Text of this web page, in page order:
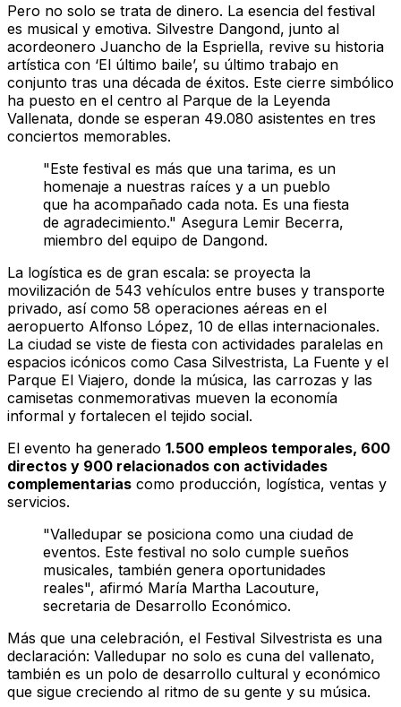
Pero no solo se trata de dinero. La esencia del festival
es musical y emotiva. Silvestre Dangond, junto al
acordeonero Juancho de la Espriella, revive su historia
artística con ‘El último baile’, su último trabajo en
conjunto tras una década de éxitos. Este cierre simbólico
ha puesto en el centro al Parque de la Leyenda
Vallenata, donde se esperan 49.080 asistentes en tres
conciertos memorables.
"Este festival es más que una tarima, es un
homenaje a nuestras raíces y a un pueblo
que ha acompañado cada nota. Es una fiesta
de agradecimiento." Asegura Lemir Becerra,
miembro del equipo de Dangond.
La logística es de gran escala: se proyecta la
movilización de 543 vehículos entre buses y transporte
privado, así como 58 operaciones aéreas en el
aeropuerto Alfonso López, 10 de ellas internacionales.
La ciudad se viste de fiesta con actividades paralelas en
espacios icónicos como Casa Silvestrista, La Fuente y el
Parque El Viajero, donde la música, las carrozas y las
camisetas conmemorativas mueven la economía
informal y fortalecen el tejido social.
El evento ha generado 1.500 empleos temporales, 600
directos y 900 relacionados con actividades
complementarias como producción, logística, ventas y
servicios.
"Valledupar se posiciona como una ciudad de
eventos. Este festival no solo cumple sueños
musicales, también genera oportunidades
reales", afirmó María Martha Lacouture,
secretaria de Desarrollo Económico.
Más que una celebración, el Festival Silvestrista es una
declaración: Valledupar no solo es cuna del vallenato,
también es un polo de desarrollo cultural y económico
que sigue creciendo al ritmo de su gente y su música.